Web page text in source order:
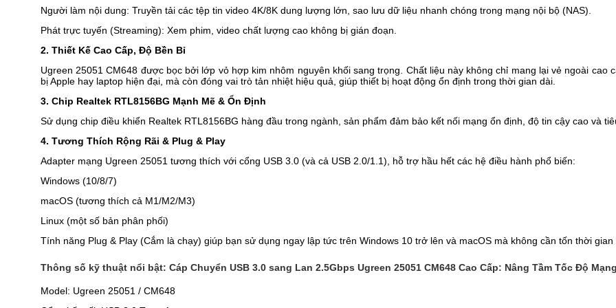
Người làm nội dung: Truyền tải các tệp tin video 4K/8K dung lượng lớn, sao lưu dữ liệu nhanh chóng trong mạng nội bộ (NAS).
Phát trực tuyến (Streaming): Xem phim, video chất lượng cao không bị gián đoạn.
2. Thiết Kế Cao Cấp, Độ Bền Bỉ
Ugreen 25051 CM648 được bọc bởi lớp vỏ hợp kim nhôm nguyên khối sang trọng. Chất liệu này không chỉ mang lại vẻ ngoài cao
bị Apple hay laptop hiện đại, mà còn đóng vai trò tản nhiệt hiệu quả, giúp thiết bị hoạt động ổn định trong thời gian dài.
3. Chip Realtek RTL8156BG Mạnh Mẽ & Ổn Định
Sử dụng chip điều khiển Realtek RTL8156BG hàng đầu trong ngành, sản phẩm đảm bảo kết nối mạng ổn định, độ tin cậy cao và
4. Tương Thích Rộng Rãi & Plug & Play
Adapter mạng Ugreen 25051 tương thích với cổng USB 3.0 (và cả USB 2.0/1.1), hỗ trợ hầu hết các hệ điều hành phổ biến:
Windows (10/8/7)
macOS (tương thích cả M1/M2/M3)
Linux (một số bản phân phối)
Tính năng Plug & Play (Cắm là chạy) giúp bạn sử dụng ngay lập tức trên Windows 10 trở lên và macOS mà không cần tốn thời
Thông số kỹ thuật nổi bật: Cáp Chuyển USB 3.0 sang Lan 2.5Gbps Ugreen 25051 CM648 Cao Cấp: Nâng Tầm Tốc Độ
Model: Ugreen 25051 / CM648